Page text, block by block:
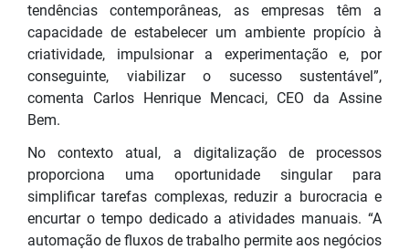
tendências contemporâneas, as empresas têm a
capacidade de estabelecer um ambiente propício à
criatividade, impulsionar a experimentação e, por
conseguinte, viabilizar o sucesso sustentável”,
comenta Carlos Henrique Mencaci, CEO da Assine
Bem.
No contexto atual, a digitalização de processos
proporciona uma oportunidade singular para
simplificar tarefas complexas, reduzir a burocracia e
encurtar o tempo dedicado a atividades manuais. “A
automação de fluxos de trabalho permite aos negócios